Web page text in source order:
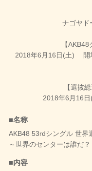
ナゴヤド
【
2018年6月16日(土) 開
【選抜
2018年6月16
■名称
AKB48 53rdシングル 世界
～世界のセンターは誰だ？
■内容